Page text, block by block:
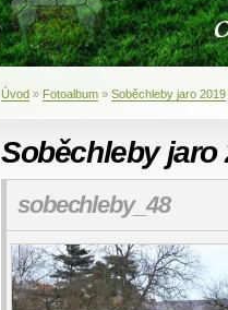
Úvod » Fotoalbum » Soběchleby jaro 2019
Soběchleby jaro
sobechleby_48